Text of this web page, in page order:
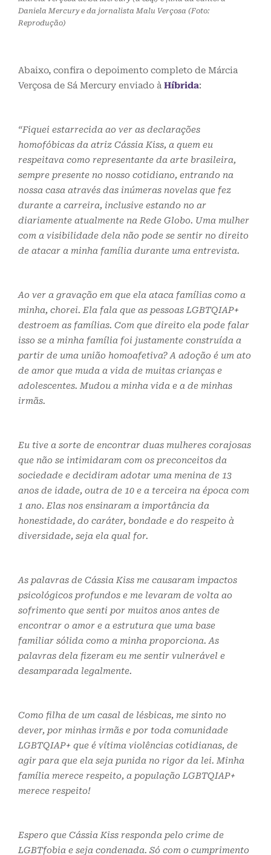
Daniela Mercury e da jornalista Malu Verçosa (Foto:
Reprodução)
Abaixo, confira o depoimento completo de Márcia
Verçosa de Sá Mercury enviado à Híbrida:
“Fiquei estarrecida ao ver as declarações
homofóbicas da atriz Cássia Kiss, a quem eu
respeitava como representante da arte brasileira,
sempre presente no nosso cotidiano, entrando na
nossa casa através das inúmeras novelas que fez
durante a carreira, inclusive estando no ar
diariamente atualmente na Rede Globo. Uma mulher
com a visibilidade dela não pode se sentir no direito
de atacar a minha família durante uma entrevista.
Ao ver a gravação em que ela ataca famílias como a
minha, chorei. Ela fala que as pessoas LGBTQIAP+
destroem as famílias. Com que direito ela pode falar
isso se a minha família foi justamente construída a
partir de uma união homoafetiva? A adoção é um ato
de amor que muda a vida de muitas crianças e
adolescentes. Mudou a minha vida e a de minhas
irmãs.
Eu tive a sorte de encontrar duas mulheres corajosas
que não se intimidaram com os preconceitos da
sociedade e decidiram adotar uma menina de 13
anos de idade, outra de 10 e a terceira na época com
1 ano. Elas nos ensinaram a importância da
honestidade, do caráter, bondade e do respeito à
diversidade, seja ela qual for.
As palavras de Cássia Kiss me causaram impactos
psicológicos profundos e me levaram de volta ao
sofrimento que senti por muitos anos antes de
encontrar o amor e a estrutura que uma base
familiar sólida como a minha proporciona. As
palavras dela fizeram eu me sentir vulnerável e
desamparada legalmente.
Como filha de um casal de lésbicas, me sinto no
dever, por minhas irmãs e por toda comunidade
LGBTQIAP+ que é vítima violências cotidianas, de
agir para que ela seja punida no rigor da lei. Minha
família merece respeito, a população LGBTQIAP+
merece respeito!
Espero que Cássia Kiss responda pelo crime de
LGBTfobia e seja condenada. Só com o cumprimento